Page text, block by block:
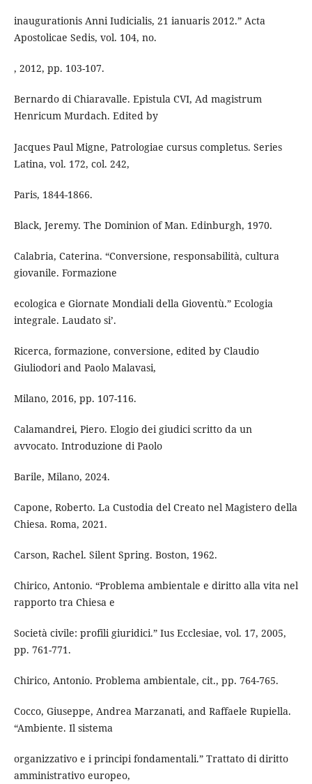
inaugurationis Anni Iudicialis, 21 ianuaris 2012.” Acta
Apostolicae Sedis, vol. 104, no.
, 2012, pp. 103-107.
Bernardo di Chiaravalle. Epistula CVI, Ad magistrum
Henricum Murdach. Edited by
Jacques Paul Migne, Patrologiae cursus completus. Series
Latina, vol. 172, col. 242,
Paris, 1844-1866.
Black, Jeremy. The Dominion of Man. Edinburgh, 1970.
Calabria, Caterina. “Conversione, responsabilità, cultura
giovanile. Formazione
ecologica e Giornate Mondiali della Gioventù.” Ecologia
integrale. Laudato si’.
Ricerca, formazione, conversione, edited by Claudio
Giuliodori and Paolo Malavasi,
Milano, 2016, pp. 107-116.
Calamandrei, Piero. Elogio dei giudici scritto da un
avvocato. Introduzione di Paolo
Barile, Milano, 2024.
Capone, Roberto. La Custodia del Creato nel Magistero della
Chiesa. Roma, 2021.
Carson, Rachel. Silent Spring. Boston, 1962.
Chirico, Antonio. “Problema ambientale e diritto alla vita nel
rapporto tra Chiesa e
Società civile: profili giuridici.” Ius Ecclesiae, vol. 17, 2005,
pp. 761-771.
Chirico, Antonio. Problema ambientale, cit., pp. 764-765.
Cocco, Giuseppe, Andrea Marzanati, and Raffaele Rupiella.
“Ambiente. Il sistema
organizzativo e i principi fondamentali.” Trattato di diritto
amministrativo europeo,